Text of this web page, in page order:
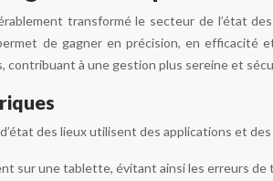
transformé le secteur de l’état
de gagner en précision, en
contribuant à une gestion plus sereine et
des lieux utilisent des applications et
sur une tablette, évitant ainsi les erreurs de